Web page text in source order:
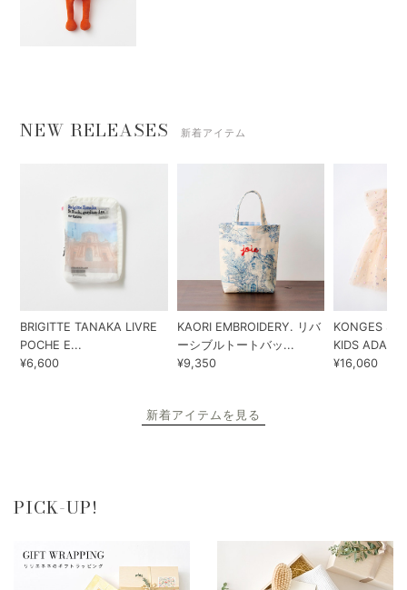
NEW RELEASES 新着アイテム
BRIGITTE TANAKA LIVRE
POCHE E...
¥6,600
KAORI EMBROIDERY. リバ
ーシブルトートバッ...
¥9,350
KONGES
KIDS ADA...
¥16,060
新着アイテムを見る
PICK-UP!